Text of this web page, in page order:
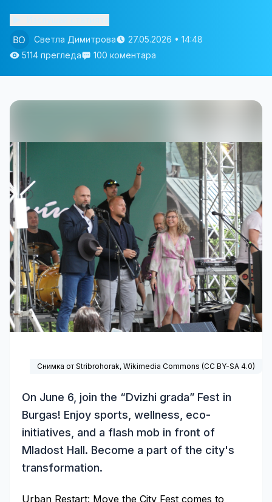
Светла Димитрова
27.05.2026 • 14:48
5114 прегледа
100 коментара
Снимка от Stribrohorak, Wikimedia Commons (CC BY-SA 4.0)
On June 6, join the “Dvizhi grada” Fest in
Burgas! Enjoy sports, wellness, eco-
initiatives, and a flash mob in front of
Mladost Hall. Become a part of the city's
transformation.
Urban Restart: Move the City Fest comes to